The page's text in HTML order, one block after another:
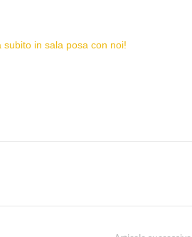
subito in sala posa con noi!